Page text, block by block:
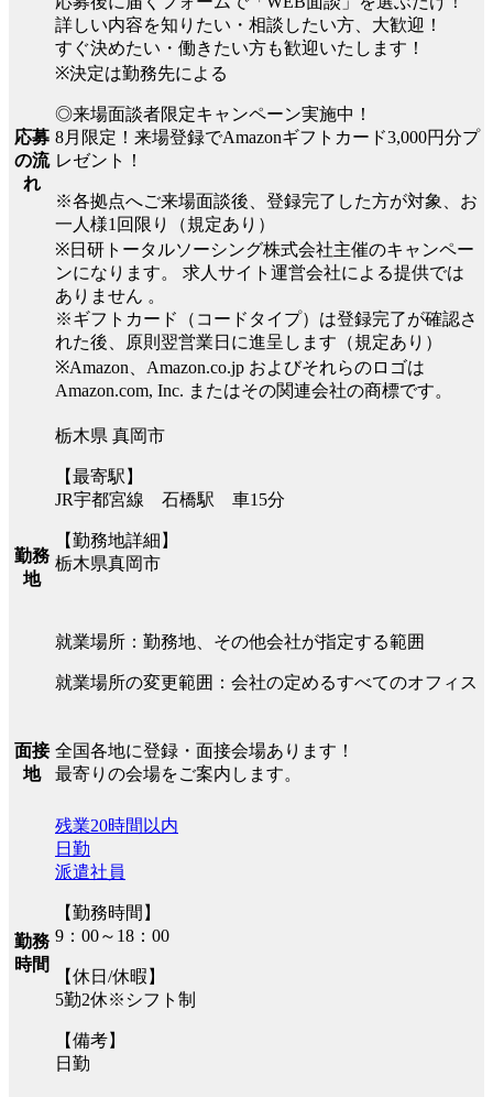
応募
の流
れ
詳しい内容を知りたい・相談したい方、大歓迎！
すぐ決めたい・働きたい方も歓迎いたします！
※決定は勤務先による
◎来場面談者限定キャンペーン実施中！
8月限定！来場登録でAmazonギフトカード3,000円分プ
レゼント！
※各拠点へご来場面談後、登録完了した方が対象、お
一人様1回限り（規定あり）
※日研トータルソーシング株式会社主催のキャンペー
ンになります。 求人サイト運営会社による提供では
ありません 。
※ギフトカード（コードタイプ）は登録完了が確認さ
れた後、原則翌営業日に進呈します（規定あり）
※Amazon、Amazon.co.jp およびそれらのロゴは
Amazon.com, Inc. またはその関連会社の商標です。
勤務
地
栃木県 真岡市
【最寄駅】
JR宇都宮線 石橋駅 車15分
【勤務地詳細】
栃木県真岡市
就業場所：勤務地、その他会社が指定する範囲
就業場所の変更範囲：会社の定めるすべてのオフィス
面接
地
全国各地に登録・面接会場あります！
最寄りの会場をご案内します。
勤務
時間
残業20時間以内
日勤
派遣社員
【勤務時間】
9：00～18：00
【休日/休暇】
5勤2休※シフト制
【備考】
日勤